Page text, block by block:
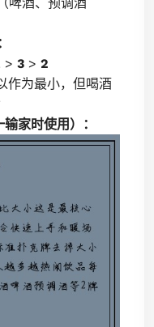
> 3 > 2
作为最小，但喝酒
家时使用）：